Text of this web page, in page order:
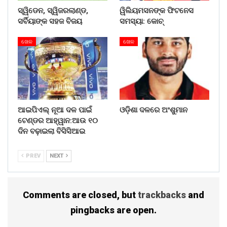
ସ୍ୱିଡେନ, ସ୍ୱିଜରଲାଣ୍ଡ,
ସର୍ବିୟାଙ୍କ ସହଜ ବିଜୟ
ୱିଲିୟମସନଙ୍କ ଫିଟନେସ
ସମସ୍ୟା: କୋଚ୍
ଖେଳ
ଆଇପିଏଲ୍ ନୂଆ ଦଳ ପାଇଁ
ଟେଣ୍ଡର ଆହ୍ୱାନ:ଆଉ ୧୦
ଦିନ ବଢ଼ାଇଲା ବିସିସିଆଇ
ଖେଳ
ଓଡ଼ିଶା ଦଳରେ ଅଂଶୁମାନ
PREV NEXT
Comments are closed, buttrackbacks and
pingbacks are open.